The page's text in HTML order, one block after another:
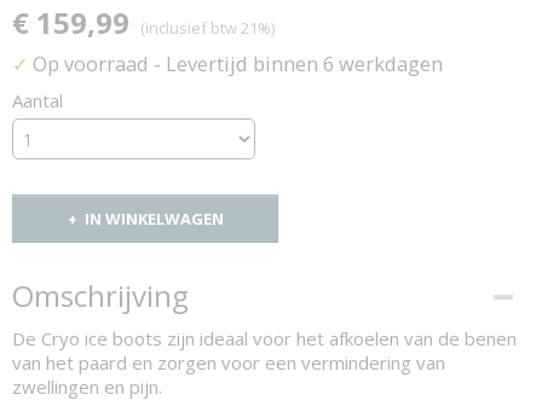
€ 159,99 (inclusief btw 21%)
✓ Op voorraad - Levertijd binnen 6 werkdagen
Aantal
IN WINKELWAGEN
Omschrijving
De Cryo ice boots zijn ideaal voor het afkoelen van de benen
van het paard en zorgen voor een vermindering van
zwellingen en pijn.